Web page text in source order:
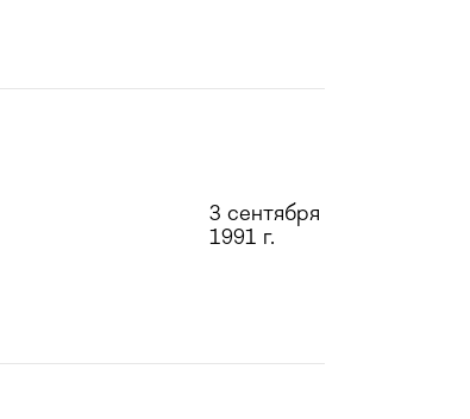
3 сентября
1991 г.